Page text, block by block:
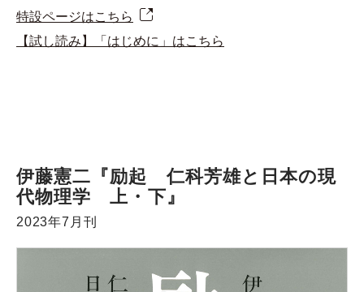
特設ページはこちら
【試し読み】「はじめに」はこちら
伊藤憲二『励起 仁科芳雄と日本の現
代物理学 上・下』
2023年7月刊